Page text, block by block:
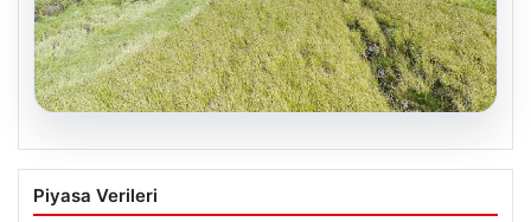
07.08.2026
Tarımsal destekleme ödemeleri bugün
hesaplara yatacak
Piyasa Verileri